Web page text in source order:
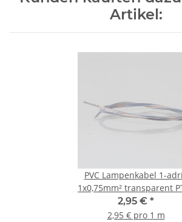
Artikel:
PVC Lampenkabel 1-
1x0,75mm² transparent
Teflon Litzenkabel
2,95 € *
2,95 € pro 1 m